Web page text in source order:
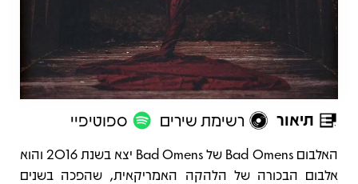
תיאור רשימת שירים ספוטיפיי
תיאור
האלבום Bad Omens של Bad Omens יצא בשנת 2016 והוא
אלבום הבכורה של הלהקה האמריקאית, שהפכה בשנים